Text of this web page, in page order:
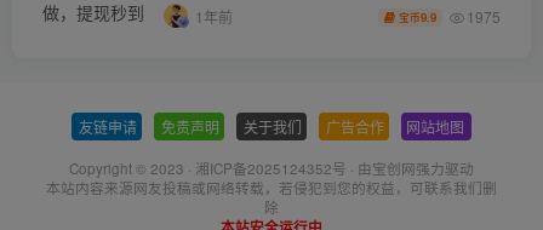
1年前 宝币9.9 1975
友链申请 免责声明 关于我们 广告合作 网站地图
Copyright © 2023 · 湘ICP备2025124352号 · 由宝创网强力驱动
本站内容来源网友投稿或网络转载，若侵犯到您的权益，可联系我们删
除